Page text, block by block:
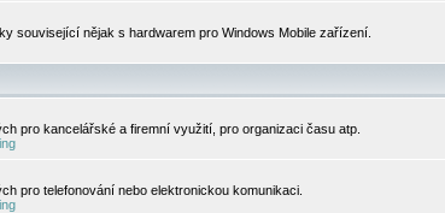
související nějak s hardwarem pro Windows Mobile zařízení.
pro kancelářské a firemní využití, pro organizaci času atp.
pro telefonování nebo elektronickou komunikaci.